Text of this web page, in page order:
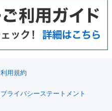
利用規約
プライバシーステートメント